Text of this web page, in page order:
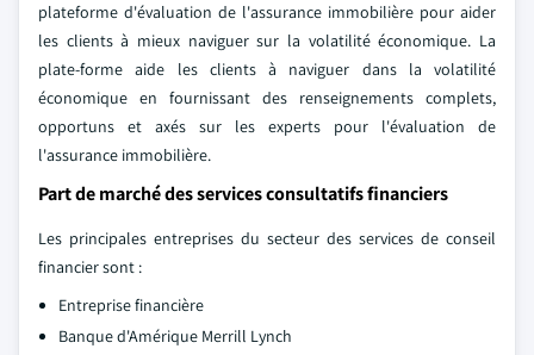
plateforme d'évaluation de l'assurance immobilière pour aider
les clients à mieux naviguer sur la volatilité économique. La
plate-forme aide les clients à naviguer dans la volatilité
économique en fournissant des renseignements complets,
opportuns et axés sur les experts pour l'évaluation de
l'assurance immobilière.
Part de marché des services consultatifs financiers
Les principales entreprises du secteur des services de conseil
financier sont :
Entreprise financière
Banque d'Amérique Merrill Lynch